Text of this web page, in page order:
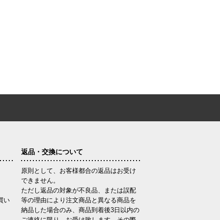
い
返品・交換について
原則として、お客様都合の返品はお受け
できません。
ただし返品の対象が不良品、または誤配
等の理由により注文商品と異なる商品を
納品した場合のみ、商品到着後3日以内の